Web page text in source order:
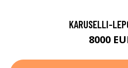
KARUSELLI-
8000